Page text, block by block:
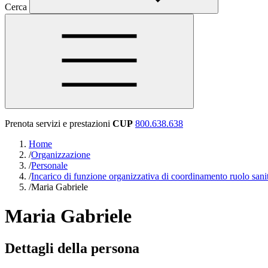
Cerca
Prenota servizi e prestazioni CUP 800.638.638
Home
/Organizzazione
/Personale
/Incarico di funzione organizzativa di coordinamento ruolo
/Maria Gabriele
Maria Gabriele
Dettagli della persona